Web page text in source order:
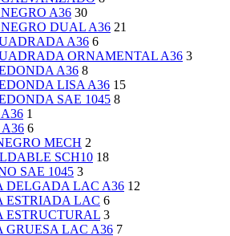
A36 30
DUAL A36 21
A36 6
ORNAMENTAL A36 3
A36 8
LISA A36 15
SAE 1045 8
1
6
MECH 2
SCH10 18
SAE 1045 3
DELGADA LAC A36 12
ESTRIADA LAC 6
ESTRUCTURAL 3
GRUESA LAC A36 7